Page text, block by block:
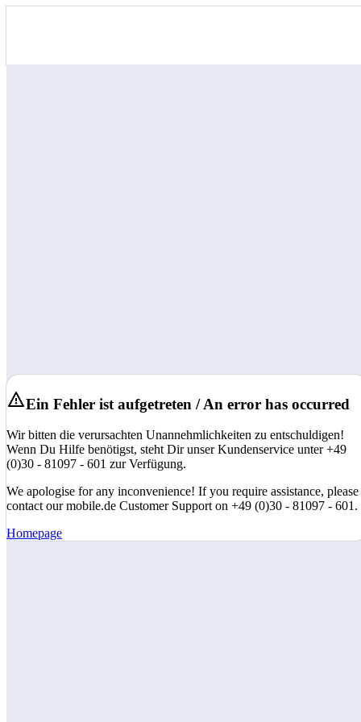
Ein Fehler ist aufgetreten / An error has occurred
Wir bitten die verursachten Unannehmlichkeiten zu entschuldigen!
Wenn Du Hilfe benötigst, steht Dir unser Kundenservice unter +49
(0)30 - 81097 - 601 zur Verfügung.
We apologise for any inconvenience! If you require assistance, please
contact our mobile.de Customer Support on +49 (0)30 - 81097 - 601.
Homepage